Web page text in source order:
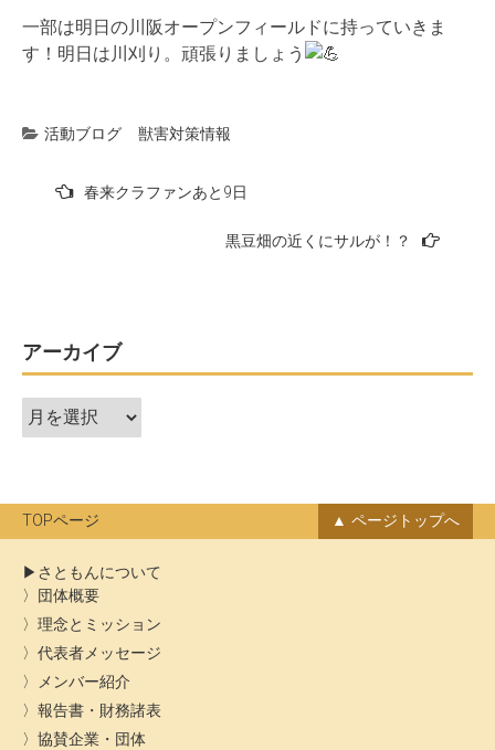
一部は明日の川阪オープンフィールドに持っていきま
す！明日は川刈り。頑張りましょう
活動ブログ 獣害対策情報
ー
シ
ョ
春来クラファンあと9日
黒豆畑の近くにサルが！？
アーカイブ
ア
ー
ブ
TOPページ ページトップへ
さともんについて
団体概要
理念とミッション
代表者メッセージ
メンバー紹介
報告書・財務諸表
協賛企業・団体